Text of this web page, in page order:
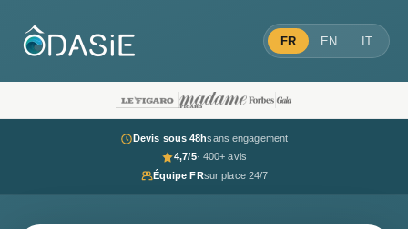
FR EN IT
Devis sous 48hsans engagement
4,7/5· 400+ avis
Équipe FRsur place 24/7